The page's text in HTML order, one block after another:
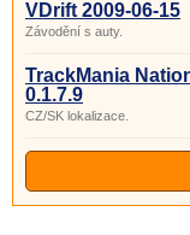
VDrift 2009-06-15
Závodění s auty.
TrackMania
0.1.7.9
CZ/SK lokalizace.